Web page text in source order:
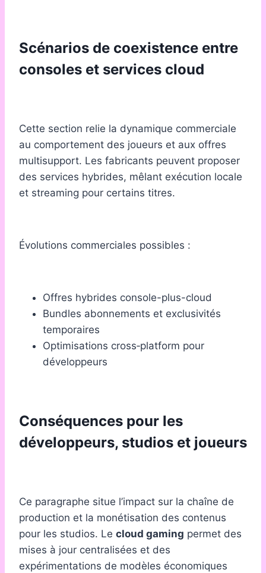
Scénarios de coexistence entre
consoles et services cloud
Cette section relie la dynamique commerciale
au comportement des joueurs et aux offres
multisupport. Les fabricants peuvent proposer
des services hybrides, mêlant exécution locale
et streaming pour certains titres.
Évolutions commerciales possibles :
Offres hybrides console-plus-cloud
Bundles abonnements et exclusivités
temporaires
Optimisations cross‑platform pour
développeurs
Conséquences pour les
développeurs, studios et joueurs
Ce paragraphe situe l’impact sur la chaîne de
production et la monétisation des contenus
pour les studios. Le cloud gaming permet des
mises à jour centralisées et des
expérimentations de modèles économiques